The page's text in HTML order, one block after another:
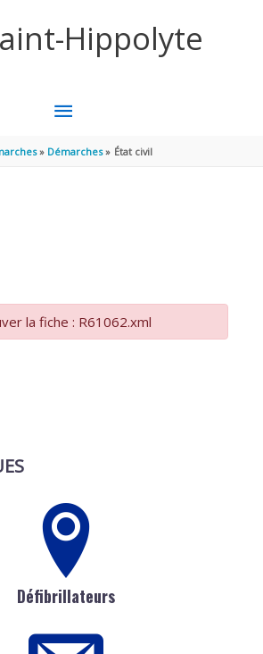
Hippolyte
MENU
PRINCIPAL
Démarches État civil
la fiche : R61062.xml
Défibrillateurs